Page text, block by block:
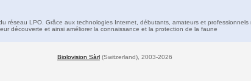
réseau LPO. Grâce aux technologies Internet, débutants, amateurs et professionnels
découverte et ainsi améliorer la connaissance et la protection de la faune
Biolovision Sàrl (Switzerland), 2003-2026